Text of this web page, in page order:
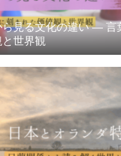
ら見る文化の違い ― 言
世界観